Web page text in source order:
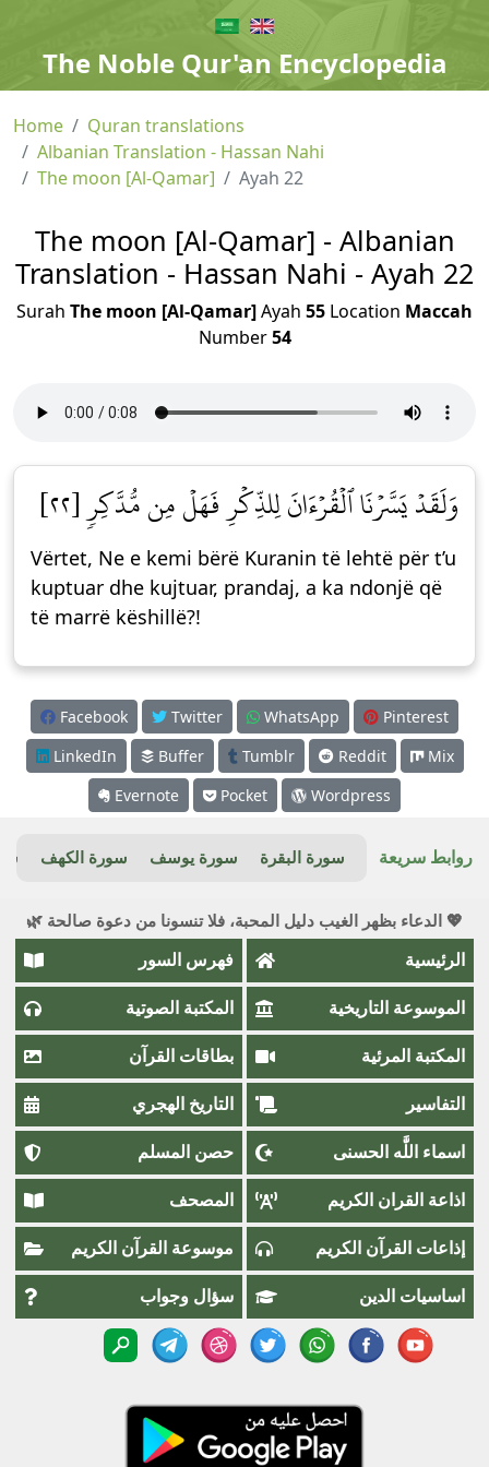
The Noble Qur'an Encyclopedia
Home
Quran translations
Albanian Translation - Hassan Nahi
The moon [Al-Qamar]
Ayah 22
The moon [Al-Qamar] - Albanian
Translation - Hassan Nahi - Ayah 22
Surah The moon [Al-Qamar]Ayah 55 Location Maccah
Number54
وَلَقَدۡ يَسَّرۡنَا ٱلۡقُرۡءَانَ لِلذِّكۡرِ فَهَلۡ مِن مُّدَّكِرٖ [٢٢]
Vërtet, Ne e kemi bërë Kuranin të lehtë për t’u
kuptuar dhe kujtuar, prandaj, a ka ndonjë që
të marrë këshillë?!
Facebook Twitter WhatsApp
Pinterest
LinkedIn
Buffer Tumblr Reddit
Mix
Evernote
Pocket Wordpress
روابط سريعة سورة البقرة سورة يوسف سورة الكهف
💖 الدعاء بظهر الغيب دليل المحبة، فلا تنسونا من دعوة صالحة 🌿
الرئيسية فهرس السور
الموسوعة التاريخية المكتبة الصوتية
المكتبة المرئية بطاقات القرآن
التفاسير التاريخ الهجري
اسماء اللَّٰه الحسنى حصن المسلم
اذاعة القران الكريم المصحف
إذاعات القرآن الكريم موسوعة القرآن الكريم
اساسيات الدين سؤال وجواب